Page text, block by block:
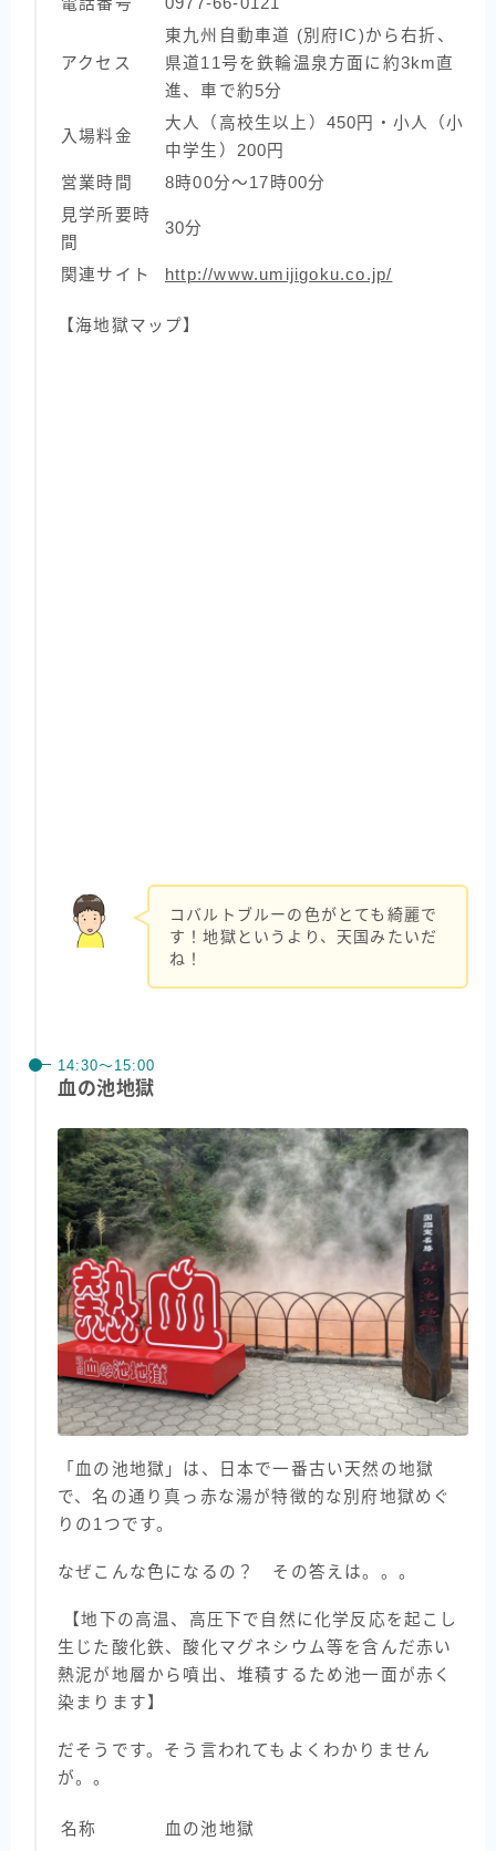
アクセス
東九州自動車道 (別府IC)から右折、
県道11号を鉄輪温泉方面に約3km直
進、車で約5分
入場料金
大人（高校生以上）450円・小人（小
中学生）200円
営業時間
8時00分～17時00分
見学所要時
間
30分
関連サイト http://www.umijigoku.co.jp/
【海地獄マップ】
コバルトブルーの色がとても綺麗で
す！地獄というより、天国みたいだ
ね！
14:30〜15:00
血の池地獄
「血の池地獄」は、日本で一番古い天然の地獄
で、名の通り真っ赤な湯が特徴的な別府地獄めぐ
りの1つです。
なぜこんな色になるの？ その答えは。。。
【地下の高温、高圧下で自然に化学反応を起こし
生じた酸化鉄、酸化マグネシウム等を含んだ赤い
熱泥が地層から噴出、堆積するため池一面が赤く
染まります】
だそうです。そう言われてもよくわかりません
が。。
名称 血の池地獄